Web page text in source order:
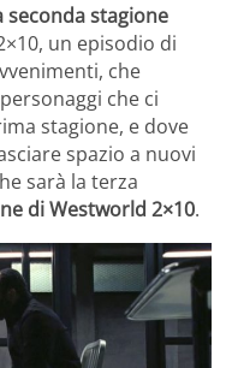
seconda stagione
un episodio di
che
che ci
stagione, e dove
spazio a nuovi
sarà la terza
di Westworld 2×10.